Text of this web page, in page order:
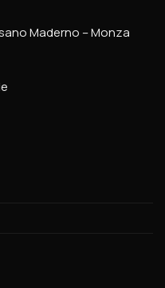
Maderno – Monza